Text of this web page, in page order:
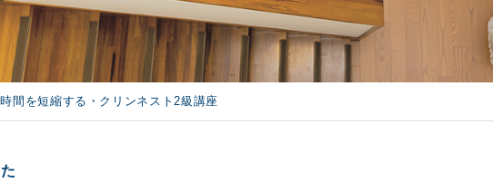
間を短縮する・クリンネスト2級講座